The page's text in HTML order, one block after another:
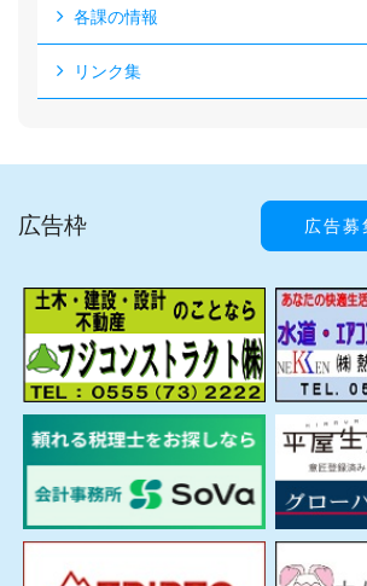
各課の情報
リンク集
広告枠 広告募